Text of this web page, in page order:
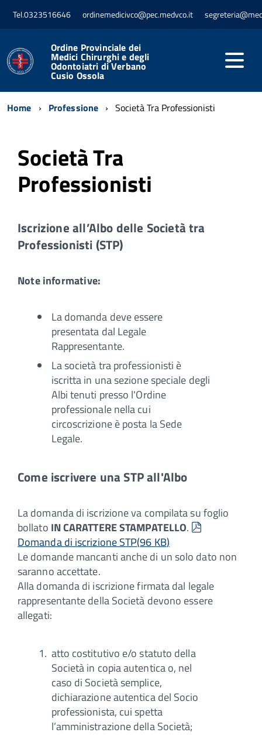
Tel.0323516646 ordinemedicivco@pec.medvco.it
Ordine Provinciale dei
Medici Chirurghi e degli
Odontoiatri di Verbano
Cusio Ossola
Home Professione Società Tra Professionisti
Società Tra
Professionisti
Iscrizione all’Albo delle Società tra
Professionisti (STP)
Note informative:
La domanda deve essere
presentata dal Legale
Rappresentante.
La società tra professionisti è
iscritta in una sezione speciale degli
Albi tenuti presso l'Ordine
professionale nella cui
circoscrizione è posta la Sede
Legale.
Come iscrivere una STP all'Albo
La domanda di iscrizione va compilata su foglio
bollato IN CARATTERE STAMPATELLO.
Domanda di iscrizione STP(96 KB)
Le domande mancanti anche di un solo dato non
saranno accettate.
Alla domanda di iscrizione firmata dal legale
rappresentante della Società devono essere
allegati:
atto costitutivo e/o statuto della
Società in copia autentica o, nel
caso di Società semplice,
dichiarazione autentica del Socio
professionista, cui spetta
l’amministrazione della Società;